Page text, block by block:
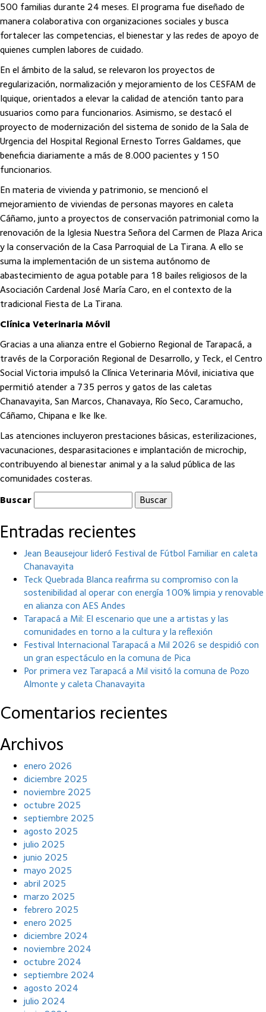
500 familias durante 24 meses. El programa fue diseñado de
manera colaborativa con organizaciones sociales y busca
fortalecer las competencias, el bienestar y las redes de apoyo de
quienes cumplen labores de cuidado.
En el ámbito de la salud, se relevaron los proyectos de
regularización, normalización y mejoramiento de los CESFAM de
Iquique, orientados a elevar la calidad de atención tanto para
usuarios como para funcionarios. Asimismo, se destacó el
proyecto de modernización del sistema de sonido de la Sala de
Urgencia del Hospital Regional Ernesto Torres Galdames, que
beneficia diariamente a más de 8.000 pacientes y 150
funcionarios.
En materia de vivienda y patrimonio, se mencionó el
mejoramiento de viviendas de personas mayores en caleta
Cáñamo, junto a proyectos de conservación patrimonial como la
renovación de la Iglesia Nuestra Señora del Carmen de Plaza Arica
y la conservación de la Casa Parroquial de La Tirana. A ello se
suma la implementación de un sistema autónomo de
abastecimiento de agua potable para 18 bailes religiosos de la
Asociación Cardenal José María Caro, en el contexto de la
tradicional Fiesta de La Tirana.
Clínica Veterinaria Móvil
Gracias a una alianza entre el Gobierno Regional de Tarapacá, a
través de la Corporación Regional de Desarrollo, y Teck, el Centro
Social Victoria impulsó la Clínica Veterinaria Móvil, iniciativa que
permitió atender a 735 perros y gatos de las caletas
Chanavayita, San Marcos, Chanavaya, Río Seco, Caramucho,
Cáñamo, Chipana e Ike Ike.
Las atenciones incluyeron prestaciones básicas, esterilizaciones,
vacunaciones, desparasitaciones e implantación de microchip,
contribuyendo al bienestar animal y a la salud pública de las
comunidades costeras.
Buscar
Entradas recientes
Jean Beausejour lideró Festival de Fútbol Familiar en caleta
Chanavayita
Teck Quebrada Blanca reafirma su compromiso con la
sostenibilidad al operar con energía 100% limpia y renovable
en alianza con AES Andes
Tarapacá a Mil: El escenario que une a artistas y las
comunidades en torno a la cultura y la reflexión
Festival Internacional Tarapacá a Mil 2026 se despidió con
un gran espectáculo en la comuna de Pica
Por primera vez Tarapacá a Mil visitó la comuna de Pozo
Almonte y caleta Chanavayita
Comentarios recientes
Archivos
enero 2026
diciembre 2025
noviembre 2025
octubre 2025
septiembre 2025
agosto 2025
julio 2025
junio 2025
mayo 2025
abril 2025
marzo 2025
febrero 2025
enero 2025
diciembre 2024
noviembre 2024
octubre 2024
septiembre 2024
agosto 2024
julio 2024